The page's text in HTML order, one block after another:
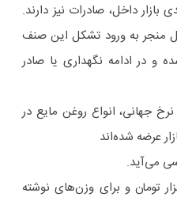
بازار داخل، صادرات نیز دارند.
منجر به ورود تشکل این صنف
و در ادامه نگهداری یا صادر
جهانی، انواع روغن مایع در
عرضه شده‌اند
می‌آید.
تومان و برای وزن‌های نوشته